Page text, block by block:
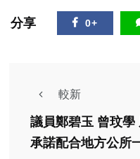
分享 0+
較新
議員鄭碧玉 曾玟學
承諾配合地方公所